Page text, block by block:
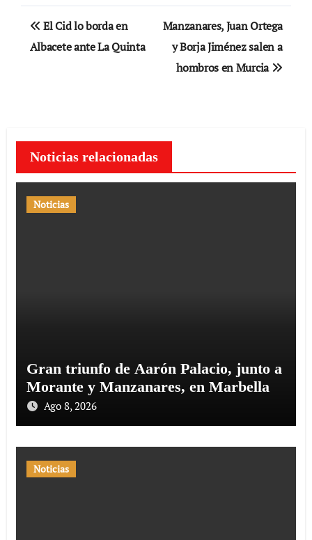
Navegación
de
El Cid lo borda en
Albacete ante La Quinta
Manzanares, Juan Ortega
y Borja Jiménez salen a
hombros en Murcia
Noticias relacionadas
Noticias
Gran triunfo de Aarón Palacio, junto a
Morante y Manzanares, en Marbella
Ago 8, 2026
Noticias